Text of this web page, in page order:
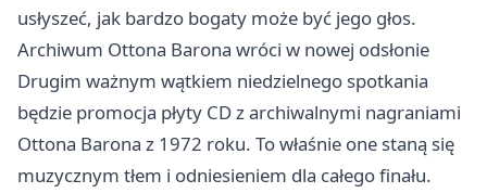
usłyszeć, jak bardzo bogaty może być jego głos.
Archiwum Ottona Barona wróci w nowej odsłonie
Drugim ważnym wątkiem niedzielnego spotkania
będzie promocja płyty CD z archiwalnymi nagraniami
Ottona Barona z 1972 roku. To właśnie one staną się
muzycznym tłem i odniesieniem dla całego finału.